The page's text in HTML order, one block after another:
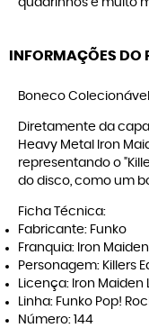
quadrinhos e muito
INFORMAÇÕES DO
Boneco Colecionável
Diretamente da capa
Heavy Metal Iron
representando o
do disco, como um
Ficha Técnica:
Fabricante: Funko
Franquia: Iron Maiden
Personagem: Killers
Licença: Iron Maiden
Linha: Funko Pop!
Número: 144